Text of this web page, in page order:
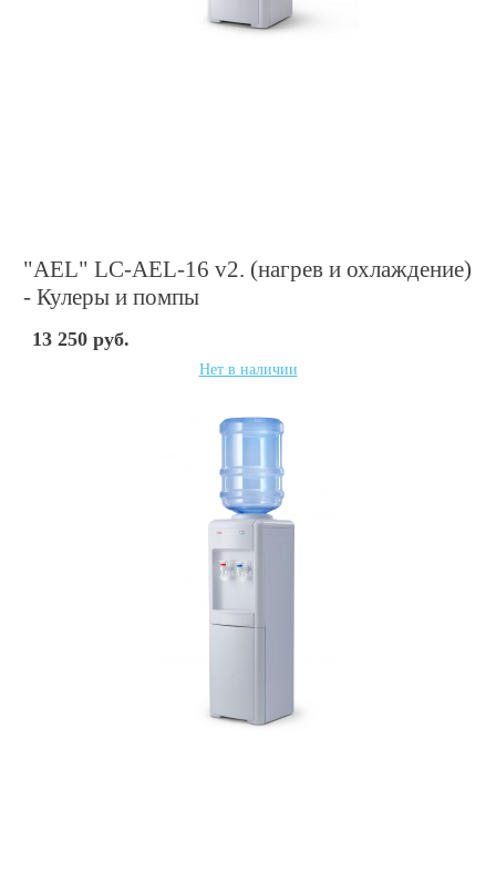
"AEL" LC-AEL-16 v2. (нагрев и охлаждение)
- Кулеры и помпы
13 250 руб.
Нет в наличии